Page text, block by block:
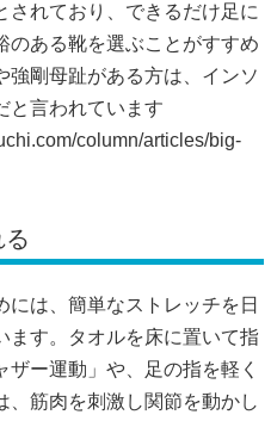
されており、できるだけ足に
のある靴を選ぶことがすすめ
強剛母趾がある方は、インソ
と言われています
column/articles/big-
は、簡単なストレッチを日
ます。タオルを床に置いて指
ー運動」や、足の指を軽く
、筋肉を刺激し関節を動かし